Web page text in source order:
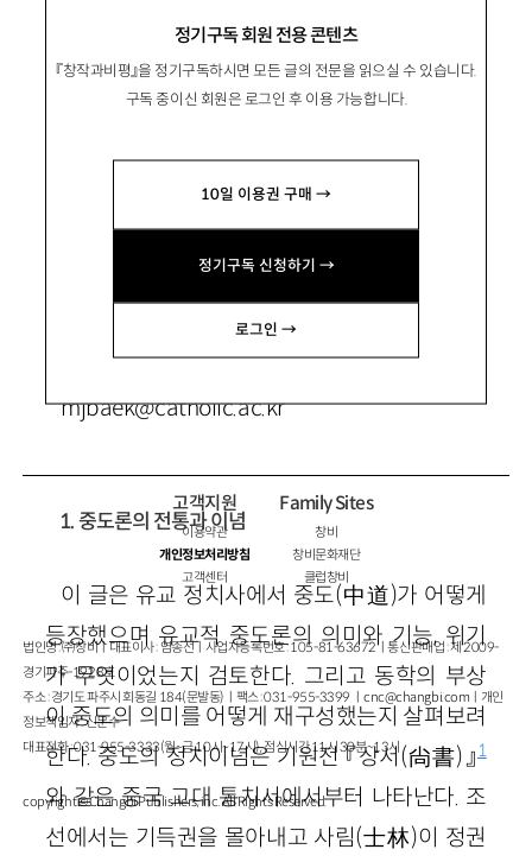
정기구독 회원 전용 콘텐츠
『창작과비평』을 정기구독하시면 모든 글의 전문을 읽으실 수 있습니다.
구독 중이신 회원은 로그인 후 이용 가능합니다.
10일 이용권 구매 →
정기구독 신청하기 →
로그인 →
백민정白敏禎
가톨릭대 철학과 교수. 저서 『정약용의 정치사
명전환의 한국사상』 『세계적 K사상을 위하여』 등
이 있음.
mjbaek@catholic.ac.kr
1. 중도론의 전통과 이념
이 글은 유교 정치사에서 중도(中道)가 어떻게
등장했으며 유교적 중도론의 의미와 기능, 위기
가 무엇이었는지 검토한다. 그리고 동학의 부상
이 중도의 의미를 어떻게 재구성했는지 살펴보려
한다. 중도의 정치이념은 기원전 『상서(尙書)』1
와 같은 중국 고대 통치서에서부터 나타난다. 조
선에서는 기득권을 몰아내고 사림(士林)이 정권
고객지원
이용약관
개인정보처리방침
고객센터
Family Sites
창비
창비문화재단
클럽창비
법인명 : ㈜창비ㅣ대표이사 : 염종선ㅣ사업자등록번호 : 105-81-63672ㅣ통신판매업 : 제 2009-
경기파주-1928호
주소 : 경기도 파주시 회동길 184(문발동)ㅣ팩스 : 031-955-3399 ㅣcnc@changbi.com ㅣ개인
정보책임자 : 신문수
대표전화 : 031-955-3333(월~금 10시~17시), 점심시간 11시 30분~13시
copyright © Changbi Publishers, inc. All Rights Reserved.